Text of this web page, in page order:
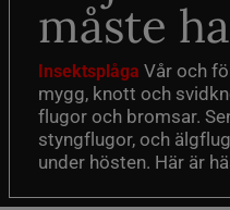
måste
Insektsplåga Vår och
mygg, knott och
flugor och bromsar.
styngflugor, och
under hösten. Här är